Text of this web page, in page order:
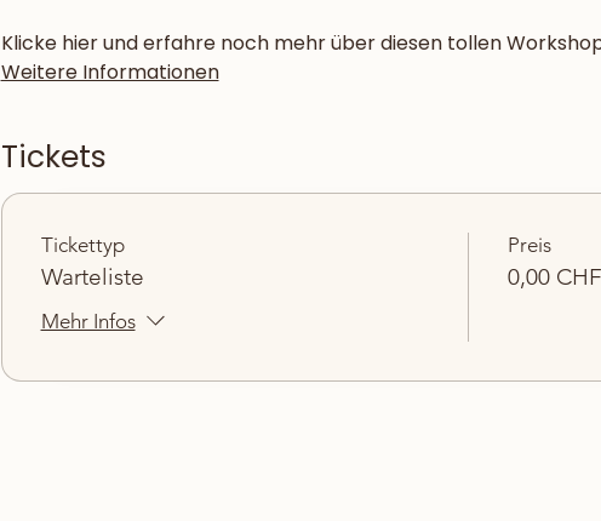
Klicke hier und erfahre noch mehr über diesen tollen
Weitere Informationen
Tickets
Tickettyp
Warteliste
Mehr Infos
Preis
0,00 CHF